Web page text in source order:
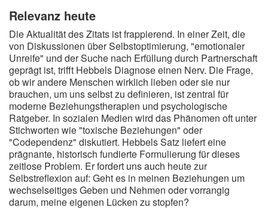
Relevanz heute
Die Aktualität des Zitats ist frappierend. In einer Zeit, die
von Diskussionen über Selbstoptimierung, "emotionaler
Unreife" und der Suche nach Erfüllung durch Partnerschaft
geprägt ist, trifft Hebbels Diagnose einen Nerv. Die Frage,
ob wir andere Menschen wirklich lieben oder sie nur
brauchen, um uns selbst zu definieren, ist zentral für
moderne Beziehungstherapien und psychologische
Ratgeber. In sozialen Medien wird das Phänomen oft unter
Stichworten wie "toxische Beziehungen" oder
"Codependenz" diskutiert. Hebbels Satz liefert eine
prägnante, historisch fundierte Formulierung für dieses
zeitlose Problem. Er fordert uns auch heute zur
Selbstreflexion auf: Geht es in meinen Beziehungen um
wechselseitiges Geben und Nehmen oder vorrangig
darum, meine eigenen Lücken zu stopfen?